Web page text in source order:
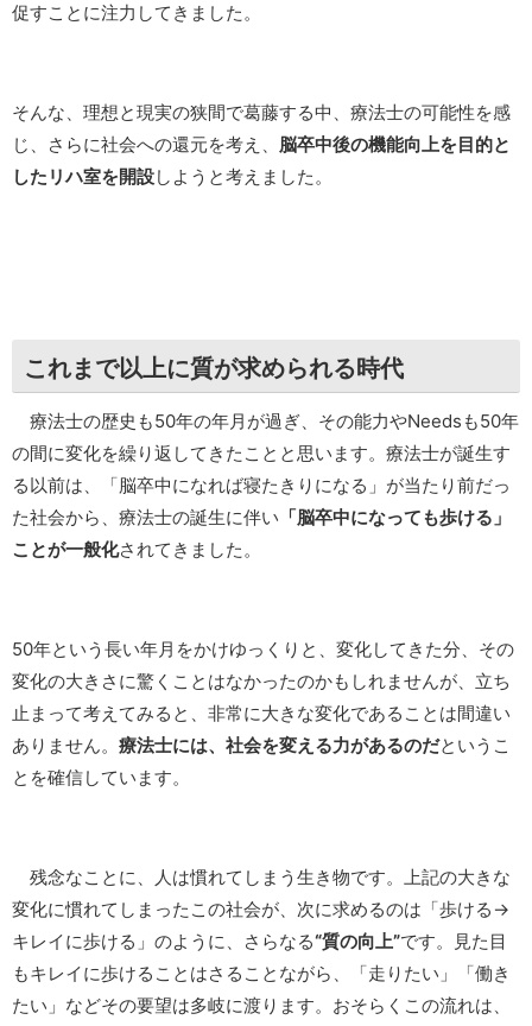
促すことに注力してきました。
そんな、理想と現実の狭間で葛藤する中、療法士の可能性を感
じ、さらに社会への還元を考え、 脳卒中後の機能向上を目的と
したリハ室を開設しようと考えました。
これまで以上に質が求められる時代
療法士の歴史も50年の年月が過ぎ、その能力やNeedsも50年
の間に変化を繰り返してきたことと思います。療法士が誕生す
る以前は、「脳卒中になれば寝たきりになる」が当たり前だっ
た社会から、療法士の誕生に伴い 「脳卒中になっても歩ける」
ことが一般化されてきました。
50年という長い年月をかけゆっくりと、変化してきた分、その
変化の大きさに驚くことはなかったのかもしれませんが、立ち
止まって考えてみると、非常に大きな変化であることは間違い
ありません。 療法士には、社会を変える力があるのだというこ
とを確信しています。
残念なことに、人は慣れてしまう生き物です。上記の大きな
変化に慣れてしまったこの社会が、次に求めるのは「歩ける→
キレイに歩ける」のように、さらなる“質の向上”です。見た目
もキレイに歩けることはさることながら、「走りたい」「働き
たい」などその要望は多岐に渡ります。おそらくこの流れは、